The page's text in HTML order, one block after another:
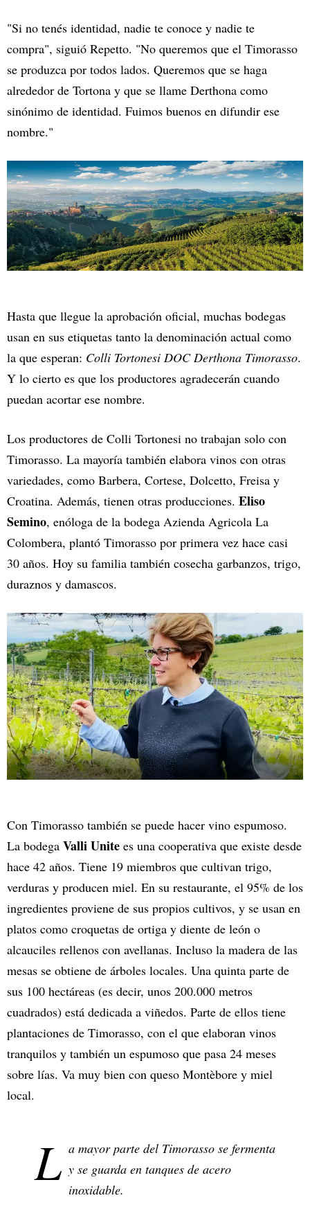
"Si no tenés identidad, nadie te conoce y nadie te
compra", siguió Repetto. "No queremos que el Timorasso
se produzca por todos lados. Queremos que se haga
alrededor de Tortona y que se llame Derthona como
sinónimo de identidad. Fuimos buenos en difundir ese
nombre."
Hasta que llegue la aprobación oficial, muchas bodegas
usan en sus etiquetas tanto la denominación actual como
la que esperan: Colli Tortonesi DOC Derthona Timorasso.
Y lo cierto es que los productores agradecerán cuando
puedan acortar ese nombre.
Los productores de Colli Tortonesi no trabajan solo con
Timorasso. La mayoría también elabora vinos con otras
variedades, como Barbera, Cortese, Dolcetto, Freisa y
Croatina. Además, tienen otras producciones. Eliso
Semino, enóloga de la bodega Azienda Agricola La
Colombera, plantó Timorasso por primera vez hace casi
30 años. Hoy su familia también cosecha garbanzos, trigo,
duraznos y damascos.
Con Timorasso también se puede hacer vino espumoso.
La bodega Valli Unite es una cooperativa que existe desde
hace 42 años. Tiene 19 miembros que cultivan trigo,
verduras y producen miel. En su restaurante, el 95% de los
ingredientes proviene de sus propios cultivos, y se usan en
platos como croquetas de ortiga y diente de león o
alcauciles rellenos con avellanas. Incluso la madera de las
mesas se obtiene de árboles locales. Una quinta parte de
sus 100 hectáreas (es decir, unos 200.000 metros
cuadrados) está dedicada a viñedos. Parte de ellos tiene
plantaciones de Timorasso, con el que elaboran vinos
tranquilos y también un espumoso que pasa 24 meses
sobre lías. Va muy bien con queso Montèbore y miel
local.
L a mayor parte del Timorasso se fermenta
y se guarda en tanques de acero
inoxidable.